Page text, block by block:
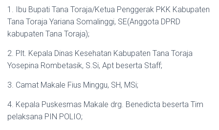
1. Ibu Bupati Tana Toraja/Ketua Penggerak PKK Kabupaten
Tana Toraja Yariana Somalinggi, SE(Anggota DPRD
kabupaten Tana Toraja);
2. Plt. Kepala Dinas Kesehatan Kabupaten Tana Toraja
Yosepina Rombetasik, S.Si, Apt beserta Staff;
3. Camat Makale Fius Minggu, SH, MSi;
4. Kepala Puskesmas Makale drg. Benedicta beserta Tim
pelaksana PIN POLIO;